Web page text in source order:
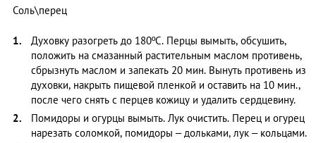
Соль\перец
Духовку разогреть до 180ºС. Перцы вымыть, обсушить,
положить на смазанный растительным маслом противень,
сбрызнуть маслом и запекать 20 мин. Вынуть противень из
духовки, накрыть пищевой пленкой и оставить на 10 мин.,
после чего снять с перцев кожицу и удалить сердцевину.
Помидоры и огурцы вымыть. Лук очистить. Перец и огурец
нарезать соломкой, помидоры – дольками, лук – кольцами.